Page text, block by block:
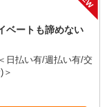
ベートも諦めない
日払い有/週払い有/交